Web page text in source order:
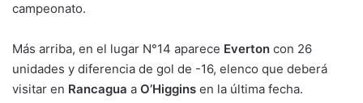
campeonato.
Más arriba, en el lugar N°14 aparece Everton con 26
unidades y diferencia de gol de -16, elenco que deberá
visitar en Rancagua a O’Higgins en la última fecha.